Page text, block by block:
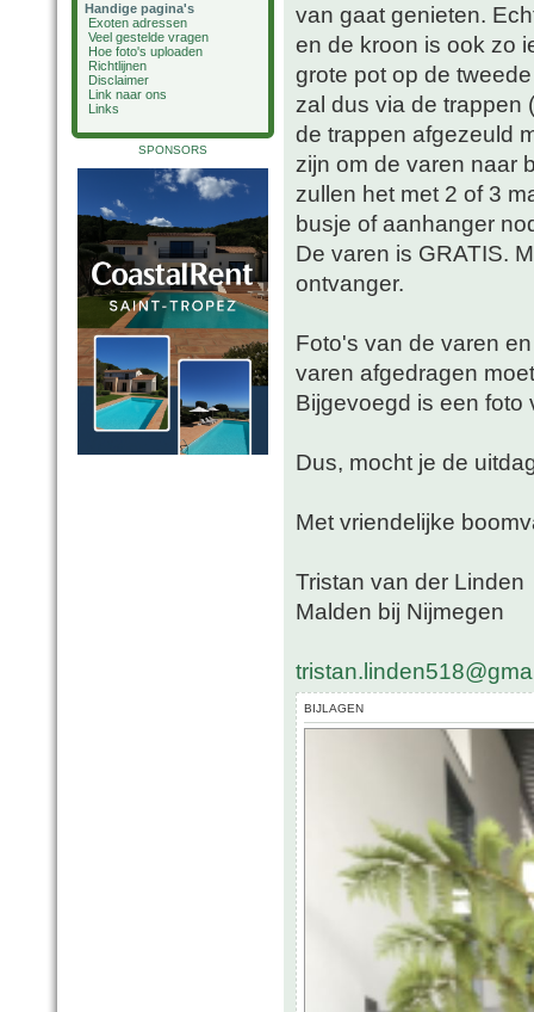
Handige pagina's
Exoten adressen
Veel gestelde vragen
Hoe foto's uploaden
Richtlijnen
Disclaimer
Link naar ons
Links
SPONSORS
van gaat genieten.
en de kroon is ook zo
grote pot op de
zal dus via de trappen
de trappen afgezeuld
zijn om de varen naar
zullen het met 2 of 3
busje of aanhanger
De varen is GRATIS.
ontvanger.
Foto's van de varen
varen afgedragen
Bijgevoegd is een foto
Dus, mocht je de
Met vriendelijke
Tristan van der Linden
Malden bij Nijmegen
BIJLAGEN